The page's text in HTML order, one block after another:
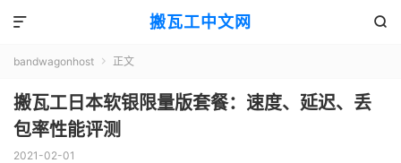
搬瓦工中文网 

bandwagonhost  正文
搬瓦工日本软银限量版套餐：速度、延迟、丢
包率性能评测
2021-02-01